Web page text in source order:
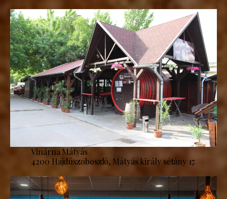
Vinárna Mátyás
4200 Hajdúszoboszló, Mátyás király sétány 17.